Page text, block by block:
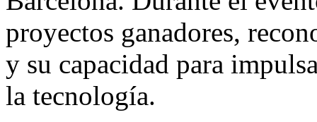
proyectos ganadores,
y su capacidad para
la tecnología.